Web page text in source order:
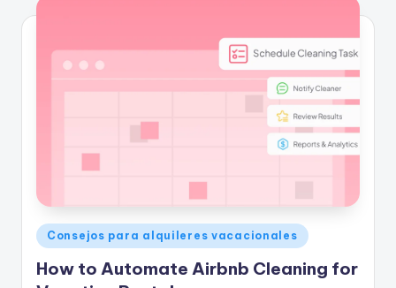
Publicado
en
Consejos para alquileres vacacionales
How to Automate Airbnb Cleaning for